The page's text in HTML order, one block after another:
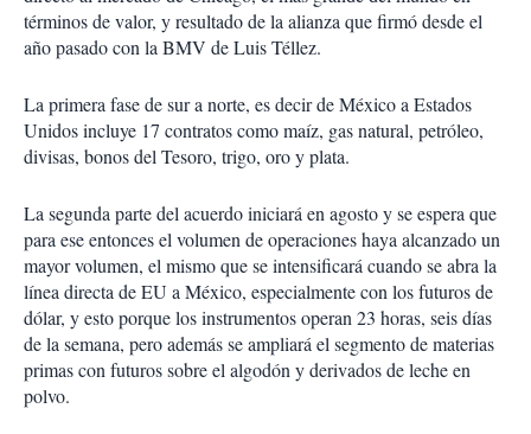
r
i
términos de valor, y resultado de la alianza que firmó desde el
año pasado con la BMV de Luis Téllez.
La primera fase de sur a norte, es decir de México a Estados
Unidos incluye 17 contratos como maíz, gas natural, petróleo,
divisas, bonos del Tesoro, trigo, oro y plata.
La segunda parte del acuerdo iniciará en agosto y se espera que
para ese entonces el volumen de operaciones haya alcanzado un
mayor volumen, el mismo que se intensificará cuando se abra la
línea directa de EU a México, especialmente con los futuros de
dólar, y esto porque los instrumentos operan 23 horas, seis días
de la semana, pero además se ampliará el segmento de materias
primas con futuros sobre el algodón y derivados de leche en
polvo.